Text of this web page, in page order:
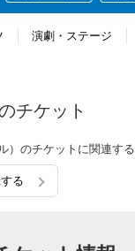
演劇・ステージ
チケット
のチケットに関連す
る